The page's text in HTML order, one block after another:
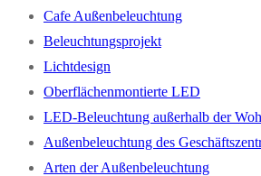
Cafe Außenbeleuchtung
Beleuchtungsprojekt
Lichtdesign
Oberflächenmontierte LED
LED-Beleuchtung außerhalb der
Außenbeleuchtung des
Arten der Außenbeleuchtung